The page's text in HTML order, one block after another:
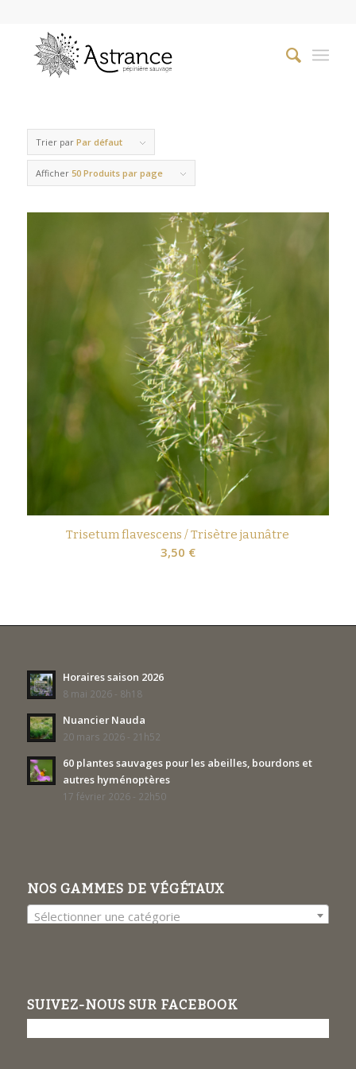
Trier par Par défaut
Afficher 50 Produits par page
Trisetum flavescens / Trisètre jaunâtre
3,50 €
Horaires saison 2026
8 mai 2026 - 8h18
Nuancier Nauda
20 mars 2026 - 21h52
60 plantes sauvages pour les abeilles, bourdons et
autres hyménoptères
17 février 2026 - 22h50
NOS GAMMES DE VÉGÉTAUX
Sélectionner une catégorie
SUIVEZ-NOUS SUR FACEBOOK